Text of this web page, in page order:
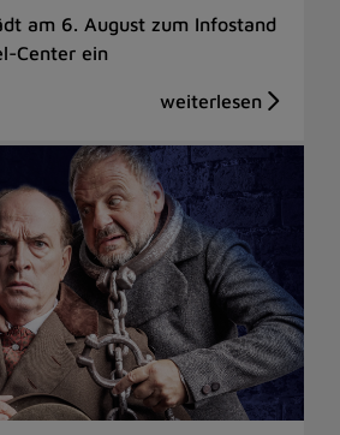
am 6. August zum Infostand
Center ein